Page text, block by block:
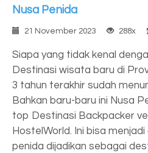
Nusa Penida
21 November 2023 288x
Siapa yang tidak kenal
Destinasi wisata baru di
3 tahun terakhir sudah
Bahkan baru-baru ini Nusa
top Destinasi Backpacker
HostelWorld. Ini bisa
penida dijadikan sebagai